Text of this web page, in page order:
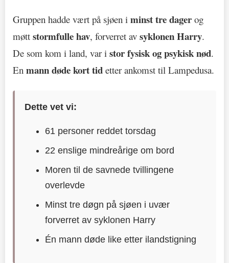
Gruppen hadde vært på sjøen i minst tre dager og
møtt stormfulle hav, forverret av syklonen Harry.
De som kom i land, var i stor fysisk og psykisk nød.
En mann døde kort tid etter ankomst til Lampedusa.
Dette vet vi:
61 personer reddet torsdag
22 enslige mindreårige om bord
Moren til de savnede tvillingene
overlevde
Minst tre døgn på sjøen i uvær
forverret av syklonen Harry
Én mann døde like etter ilandstigning